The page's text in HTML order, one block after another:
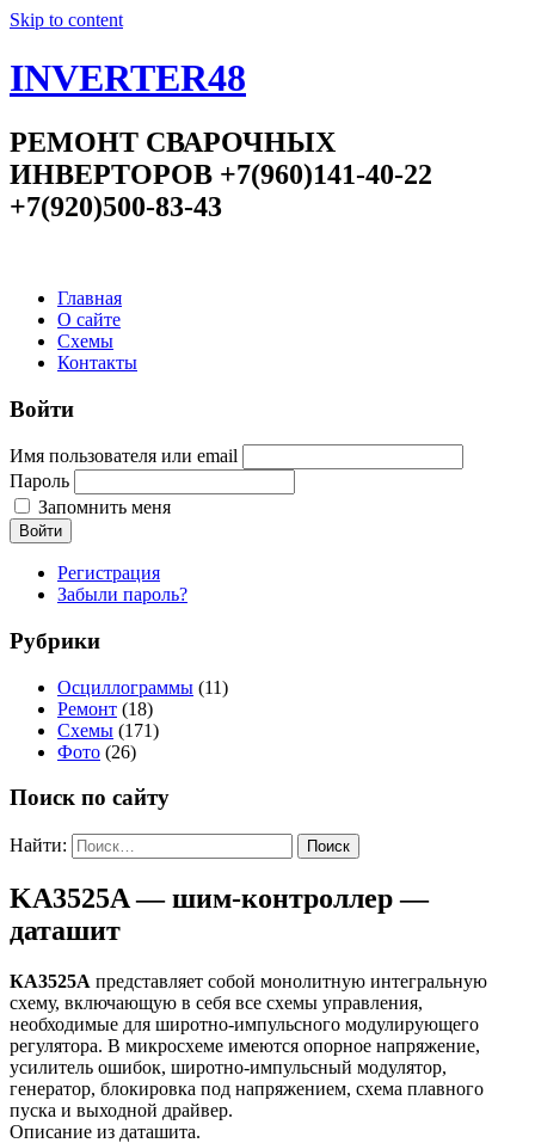
Skip to content
INVERTER48
РЕМОНТ СВАРОЧНЫХ
ИНВЕРТОРОВ +7(960)141-40-22
+7(920)500-83-43
Главная
О сайте
Схемы
Контакты
Войти
Имя пользователя или email
Пароль
Запомнить меня
Войти
Регистрация
Забыли пароль?
Рубрики
Осциллограммы (11)
Ремонт (18)
Схемы (171)
Фото (26)
Поиск по сайту
Найти:
KA3525A — шим-контроллер —
даташит
КА3525А представляет собой монолитную интегральную
схему, включающую в себя все схемы управления,
необходимые для широтно-импульсного модулирующего
регулятора. В микросхеме имеются опорное напряжение,
усилитель ошибок, широтно-импульсный модулятор,
генератор, блокировка под напряжением, схема плавного
пуска и выходной драйвер.
Описание из даташита.